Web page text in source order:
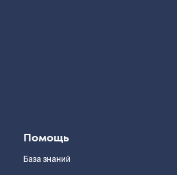
Помощь
База знаний